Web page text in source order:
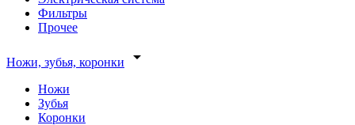
Фильтры
Прочее
Ножи, зубья, коронки arrow_drop_down
Ножи
Зубья
Коронки